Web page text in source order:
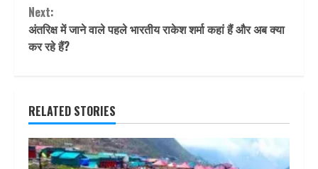
Next:
अंतरिक्ष में जाने वाले पहले भारतीय राकेश शर्मा कहां हैं और अब क्या
कर रहे हैं?
RELATED STORIES